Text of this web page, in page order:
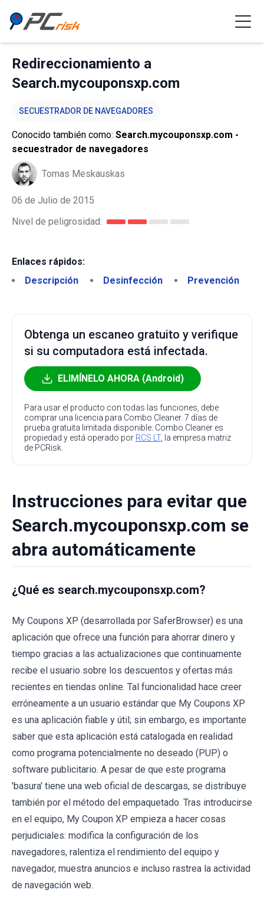
Redireccionamiento a
Search.mycouponsxp.com
SECUESTRADOR DE NAVEGADORES
Conocido también como: Search.mycouponsxp.com -
secuestrador de navegadores
Tomas Meskauskas
06 de Julio de 2015
Nivel de peligrosidad:
Enlaces rápidos:
Descripción
Desinfección Prevención
Obtenga un escaneo gratuito y verifique
si su computadora está infectada.
ELIMÍNELO AHORA (Android)
Para usar el producto con todas las funciones, debe
comprar una licencia para Combo Cleaner. 7 días de
prueba gratuita limitada disponible. Combo Cleaner es
propiedad y está operado por RCS LT, la empresa matriz
de PCRisk.
Instrucciones para evitar que
Search.mycouponsxp.com se
abra automáticamente
¿Qué es search.mycouponsxp.com?
My Coupons XP (desarrollada por SaferBrowser) es una
aplicación que ofrece una función para ahorrar dinero y
tiempo gracias a las actualizaciones que continuamente
recibe el usuario sobre los descuentos y ofertas más
recientes en tiendas online. Tal funcionalidad hace creer
erróneamente a un usuario estándar que My Coupons XP
es una aplicación fiable y útil; sin embargo, es importante
saber que esta aplicación está catalogada en realidad
como programa potencialmente no deseado (PUP) o
software publicitario. A pesar de que este programa
'basura' tiene una web oficial de descargas, se distribuye
también por el método del empaquetado. Tras introducirse
en el equipo, My Coupon XP empieza a hacer cosas
perjudiciales: modifica la configuración de los
navegadores, ralentiza el rendimiento del equipo y
navegador, muestra anuncios e incluso rastrea la actividad
de navegación web.